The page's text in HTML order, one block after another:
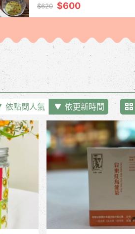
$620 $600
依點閱人氣 依更新時間